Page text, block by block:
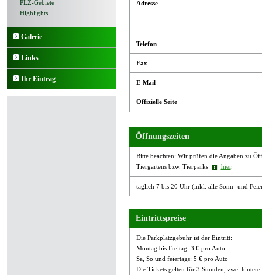
PLZ-Gebiete
Highlights
Galerie
Links
Ihr Eintrag
Adresse
Telefon
Fax
E-Mail
Offizielle Seite
Öffnungszeiten
Bitte beachten: Wir prüfen die Angaben zu
Tiergartens bzw. Tierparks
hier.
täglich 7 bis 20 Uhr (inkl. alle Sonn- und
Eintrittspreise
Die Parkplatzgebühr ist der Eintritt:
Montag bis Freitag: 3 € pro Auto
Sa, So und feiertags: 5 € pro Auto
Die Tickets gelten für 3 Stunden, zwei